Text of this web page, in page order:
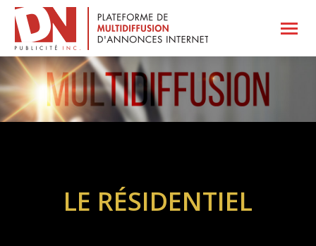
LE RÉSIDENTIEL